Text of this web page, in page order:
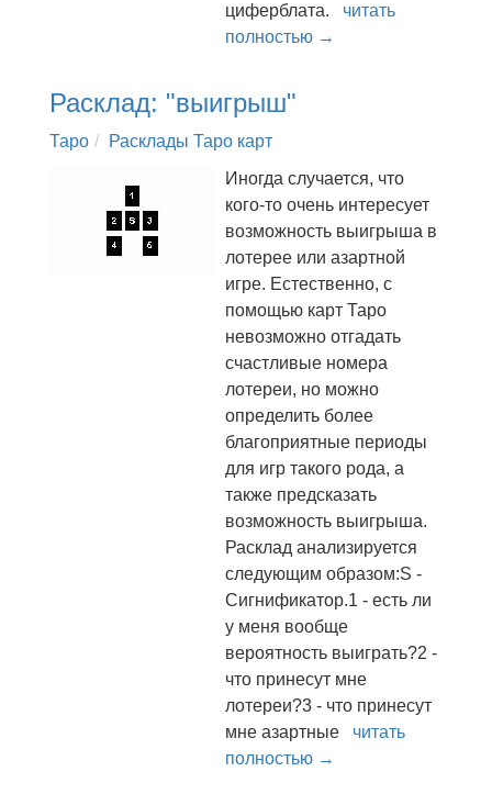
циферблата. читать
полностью →
Расклад: "выигрыш"
Таро
Расклады Таро карт
Иногда случается, что
кого-то очень интересует
возможность выигрыша в
лотерее или азартной
игре. Естественно, с
помощью карт Таро
невозможно отгадать
счастливые номера
лотереи, но можно
определить более
благоприятные периоды
для игр такого рода, а
также предсказать
возможность выигрыша.
Расклад анализируется
следующим образом:S -
Сигнификатор.1 - есть ли
у меня вообще
вероятность выиграть?2 -
что принесут мне
лотереи?3 - что принесут
мне азартные читать
полностью →